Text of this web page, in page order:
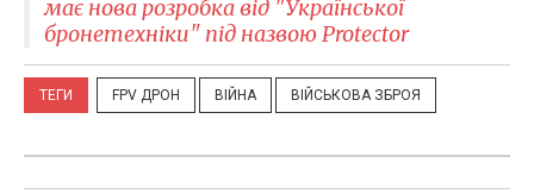
має нова розробка від "Української
бронетехніки" під назвою Protector
ТЕГИ FPV ДРОН ВІЙНА ВІЙСЬКОВА ЗБРОЯ